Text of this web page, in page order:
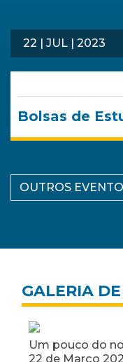
22 | JUL | 2023
Bolsas de
OUTROS
GALERIA
- 21 e
Gestão,